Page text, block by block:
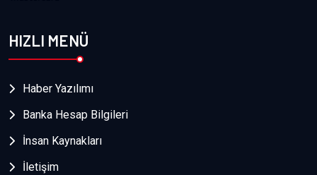
HIZLI MENÜ
Haber Yazılımı
Banka Hesap Bilgileri
İnsan Kaynakları
İletişim